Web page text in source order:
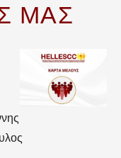
ΜΑΣ